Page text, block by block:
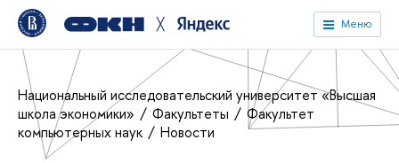
╳ Меню
Национальный исследовательский университет «Высшая
школа экономики»
Факультеты
Факультет
компьютерных наук
Новости